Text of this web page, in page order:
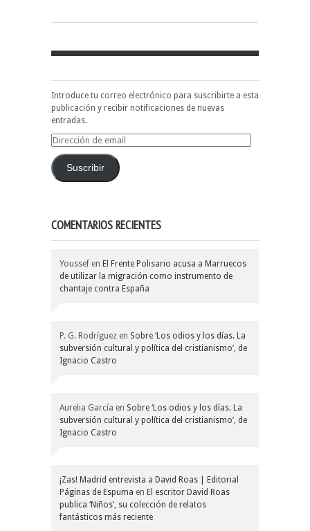
Introduce tu correo electrónico para suscribirte a esta
publicación y recibir notificaciones de nuevas
entradas.
Dirección
emailSuscribir
COMENTARIOS RECIENTES
Youssef en El Frente Polisario acusa a Marruecos
de utilizar la migración como instrumento de
chantaje contra España
P. G. Rodríguez en Sobre ‘Los odios y los días. La
subversión cultural y política del cristianismo’, de
Ignacio Castro
Aurelia García en Sobre ‘Los odios y los días. La
subversión cultural y política del cristianismo’, de
Ignacio Castro
¡Zas! Madrid entrevista a David Roas | Editorial
Páginas de Espuma en El escritor David Roas
publica ‘Niños’, su colección de relatos
fantásticos más reciente